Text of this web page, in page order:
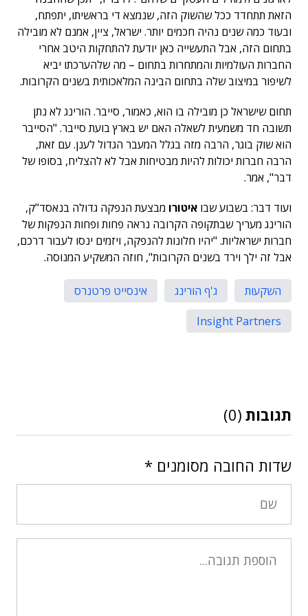
הזאת תתחדד ככל שהשוק הזה, שנמצא די בראשיתו, יתפתח,
ובעוד כמה שנים נהיה חכמים יותר. ישראל, ציין, אמנם לא מובילה
בתחום הזה, אבל התעשייה כאן יודעת להתחקות היטב אחרי
החברות העולמיות והמתחרות בתחום – מה שלהערכתו יביא
לשיפור במיצוב שלה בתחום הבינה המלאכותית בשנים הקרובות.
תחום שישראל כן מובילה בו הוא, כאמור, סייבר. הורינג לא נתן
תשובה חד משמעית לשאלה האם יש בארץ בועת סייבר. "הסייבר
הוא שוק בוגר, הרבה מזה בגלל המעבר הגדול לענן. עם זאת,
הרבה חברות יכולות להיות מבטיחות אבל לא להצליח, בסופו של
דבר", אמר.
ועוד דבר: בשבוע שבו איטורו מבצעת הנפקה גדולה בנאסד"ק,
הורינג מעריך שבתקופה הקרובה נראה פחות ופחות הנפקות של
חברות ישראליות. "יהיו חלונות להנפקה, ויזמים ינסו לעבור דרכם,
אבל זה ילך וירד בשנים הקרובות", חוזה המשקיע המנוסה.
השקעות ג'ף הורינג
אינסייט פרטנרס
Insight Partners
תגובות (0)
שדות החובה מסומנים *